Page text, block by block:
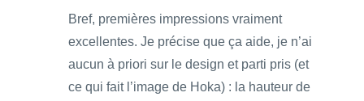
Bref, premières impressions vraiment
excellentes. Je précise que ça aide, je n’ai
aucun à priori sur le design et parti pris (et
ce qui fait l’image de Hoka) : la hauteur de